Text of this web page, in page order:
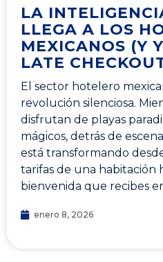
LA
LLEGA A LOS
MEXICANOS (Y
LATE
El sector hotelero
revolución silenciosa.
disfrutan de playas
mágicos, detrás de
está transformando
tarifas de una habitación
bienvenida que recibes
enero 8, 2026